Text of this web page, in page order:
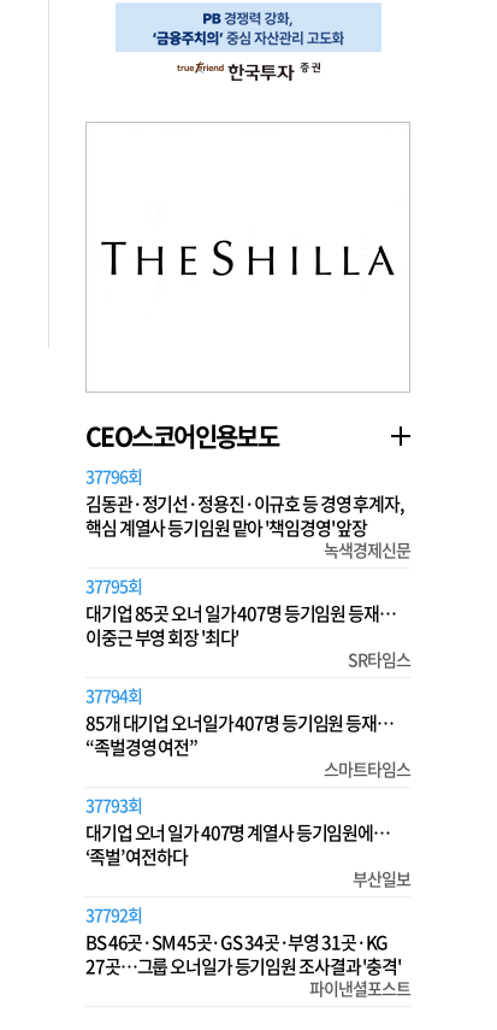
CEO스코어인용보도
37796회
김동관·정기선·정용진·이규호 등 경영 후계자,
핵심 계열사 등기임원 맡아 '책임경영' 앞장
녹색경제신문
37795회
대기업 85곳 오너 일가 407명 등기임원 등재…
이중근 부영 회장 '최다'
SR타임스
37794회
85개 대기업 오너일가 407명 등기임원 등재…
“족벌경영 여전”
스마트타임스
37793회
대기업 오너 일가 407명 계열사 등기임원에…
‘족벌’ 여전하다
부산일보
37792회
BS 46곳·SM 45곳·GS 34곳·부영 31곳·KG
27곳…그룹 오너일가 등기임원 조사결과 '충격'
파이낸셜포스트